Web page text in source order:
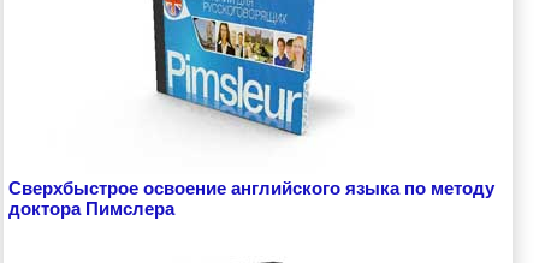
Сверхбыстрое освоение английского языка по методу
доктора Пимслера